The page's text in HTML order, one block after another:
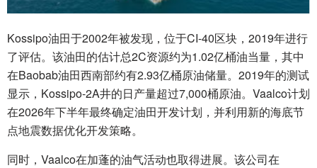
Kossipo油田于2002年被发现，位于CI-40区块，2019年进行
了评估。该油田的估计总2C资源约为1.02亿桶油当量，其中
在Baobab油田西南部约有2.93亿桶原油储量。2019年的测试
显示，Kossipo-2A井的日产量超过7,000桶原油。Vaalco计划
在2026年下半年最终确定油田开发计划，并利用新的海底节
点地震数据优化开发策略。
同时，Vaalco在加蓬的油气活动也取得进展。该公司在